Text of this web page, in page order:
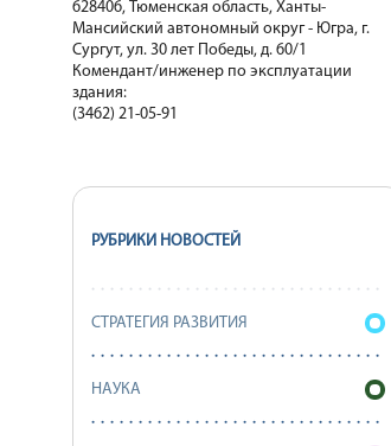
628406, Тюменская область, Ханты-
Мансийский автономный округ - Югра, г.
Сургут, ул. 30 лет Победы, д. 60/1
Комендант/инженер по эксплуатации
здания:
(3462) 21-05-91
РУБРИКИ НОВОСТЕЙ
СТРАТЕГИЯ РАЗВИТИЯ
НАУКА